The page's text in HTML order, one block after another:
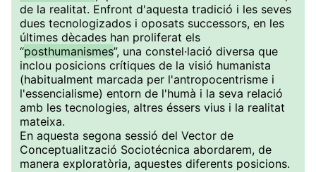
de la realitat. Enfront d'aquesta tradició i les seves
dues tecnologizados i oposats successors, en les
últimes dècades han proliferat els
“posthumanismes”, una constel·lació diversa que
inclou posicions crítiques de la visió humanista
(habitualment marcada per l'antropocentrisme i
l'essencialisme) entorn de l'humà i la seva relació
amb les tecnologies, altres éssers vius i la realitat
mateixa.
En aquesta segona sessió del Vector de
Conceptualització Sociotécnica abordarem, de
manera exploratòria, aquestes diferents posicions.